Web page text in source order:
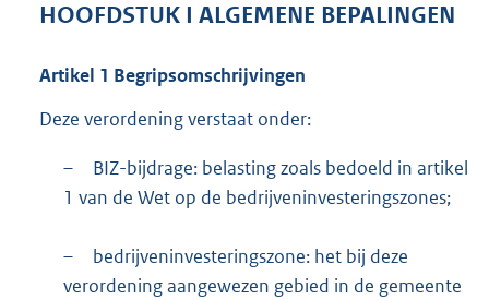
HOOFDSTUK I ALGEMENE BEPALINGEN
Artikel 1 Begripsomschrijvingen
Deze verordening verstaat onder:
–
BIZ-bijdrage: belasting zoals bedoeld in artikel
1 van de Wet op de bedrijveninvesteringszones;
–
bedrijveninvesteringszone: het bij deze
verordening aangewezen gebied in de gemeente